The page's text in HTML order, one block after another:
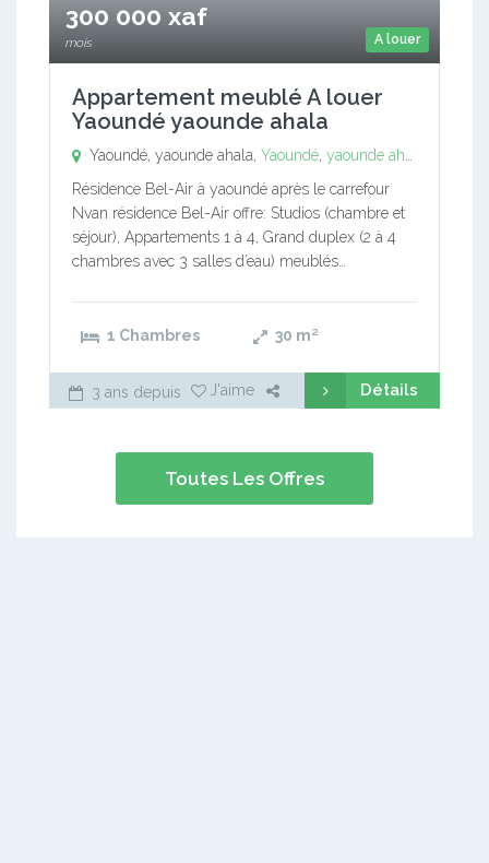
A louer
300 000 xaf
mois
Appartement meublé A louer
Yaoundé yaounde ahala
Yaoundé, yaounde ahala, Yaoundé yaounde ahala
Résidence Bel-Air à yaoundé après le carrefour
Nvan résidence Bel-Air offre: Studios (chambre et
séjour), Appartements 1 à 4, Grand duplex (2 à 4
chambres avec 3 salles d’eau) meublés…
1 Chambres 30 m²
3 ans depuis J'aime Détails
Toutes Les Offres